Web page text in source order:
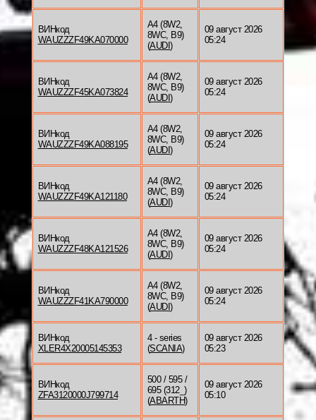
ВИНкод
WAUZZZF49KA070000
A4 (8W2,
8WC, B9)
(AUDI )
09 август 2026
05:24
ВИНкод
WAUZZZF45KA073824
A4 (8W2,
8WC, B9)
(AUDI )
09 август 2026
05:24
ВИНкод
WAUZZZF49KA088195
A4 (8W2,
8WC, B9)
(AUDI )
09 август 2026
05:24
ВИНкод
WAUZZZF49KA121180
A4 (8W2,
8WC, B9)
(AUDI )
09 август 2026
05:24
ВИНкод
WAUZZZF48KA121526
A4 (8W2,
8WC, B9)
(AUDI )
09 август 2026
05:24
ВИНкод
WAUZZZF41KA790000
A4 (8W2,
8WC, B9)
(AUDI )
09 август 2026
05:24
ВИНкод
XLER4X20005145353
4 - series
(SCANIA)
09 август 2026
05:23
ВИНкод
ZFA3120000J799714
500 / 595 /
695 (312_)
(ABARTH)
09 август 2026
05:10